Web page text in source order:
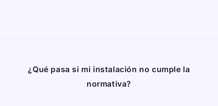
¿Qué pasa si mi instalación no cumple la
normativa?